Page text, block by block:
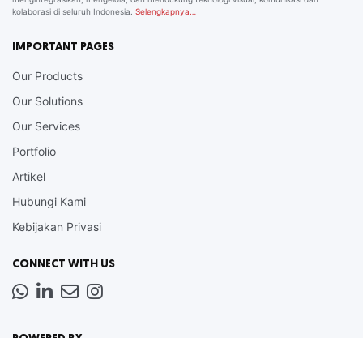
kolaborasi di seluruh Indonesia. Selengkapnya…
IMPORTANT PAGES
Our Products
Our Solutions
Our Services
Portfolio
Artikel
Hubungi Kami
Kebijakan Privasi
CONNECT WITH US
Whatsapp
LinkedIn
NewsInstagram